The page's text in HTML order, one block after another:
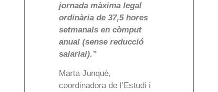
jornada màxima legal
ordinària de 37,5 hores
setmanals en còmput
anual (sense reducció
salarial).”
Marta Junqué,
coordinadora de l’Estudi i